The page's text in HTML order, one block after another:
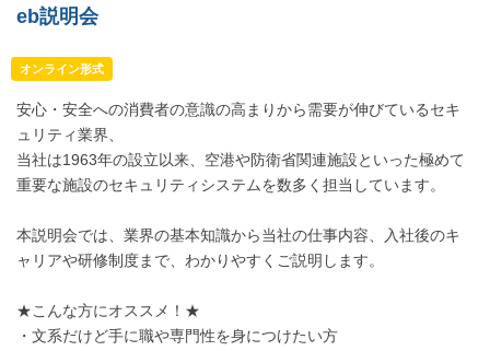
eb説明会
オンライン形式
安心・安全への消費者の意識の高まりから需要が伸びているセキ
ュリティ業界、
当社は1963年の設立以来、空港や防衛省関連施設といった極めて
重要な施設のセキュリティシステムを数多く担当しています。
本説明会では、業界の基本知識から当社の仕事内容、入社後のキ
ャリアや研修制度まで、わかりやすくご説明します。
★こんな方にオススメ！★
・文系だけど手に職や専門性を身につけたい方